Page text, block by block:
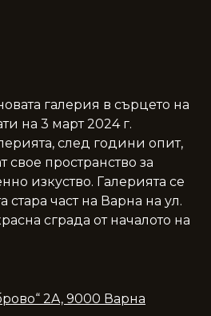
галерия в сърцето на
на 3 март 2024 г.
след години опит,
свое пространство за
изкуство. Галерията се
стара част на Варна на ул.
сграда от началото на
2A, 9000 Варна